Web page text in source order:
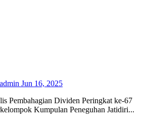
admin Jun 16, 2025
Pembahagian Dividen Peringkat ke-67
Kumpulan Peneguhan Jatidiri...